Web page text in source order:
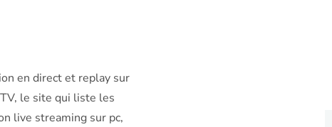
en direct et replay sur
le site qui liste les
live streaming sur pc,